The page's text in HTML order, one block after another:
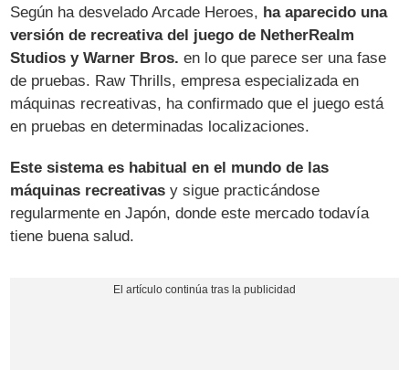
Según ha desvelado Arcade Heroes, ha aparecido una
versión de recreativa del juego de NetherRealm
Studios y Warner Bros. en lo que parece ser una fase
de pruebas. Raw Thrills, empresa especializada en
máquinas recreativas, ha confirmado que el juego está
en pruebas en determinadas localizaciones.
Este sistema es habitual en el mundo de las
máquinas recreativas y sigue practicándose
regularmente en Japón, donde este mercado todavía
tiene buena salud.